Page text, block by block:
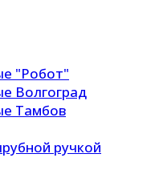
"Робот"
Волгоград
Тамбов
ручкой